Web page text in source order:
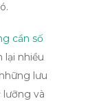
cần số
lại nhiều
lưu
lưỡng và